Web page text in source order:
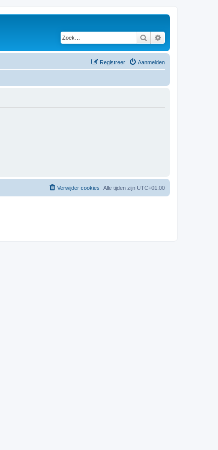
Zoek
Aanmelden
Registreer
Alle tijden zijn UTC+01:00
Verwijder cookies